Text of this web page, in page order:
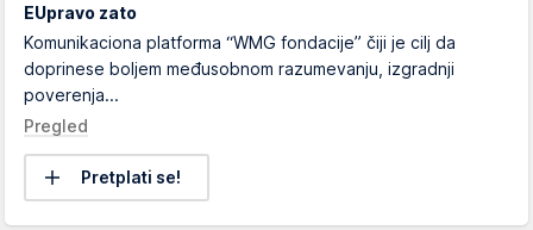
EUpravo zato
Komunikaciona platforma “WMG fondacije” čiji je cilj da
doprinese boljem međusobnom razumevanju, izgradnji
poverenja...
Pregled
Pretplati se!